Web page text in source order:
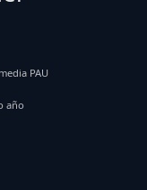
PAU
año